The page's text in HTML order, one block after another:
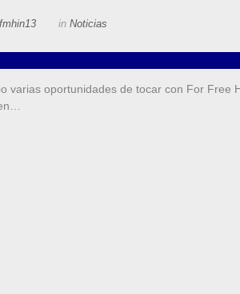
in Noticias
varias oportunidades de tocar con For Free